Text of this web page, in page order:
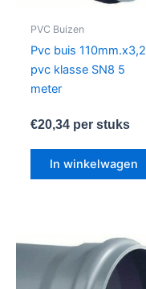
PVC Buizen
Pvc buis 110mm.x3,2
pvc klasse SN8 5
meter
€20,34per stuks
In winkelwagen